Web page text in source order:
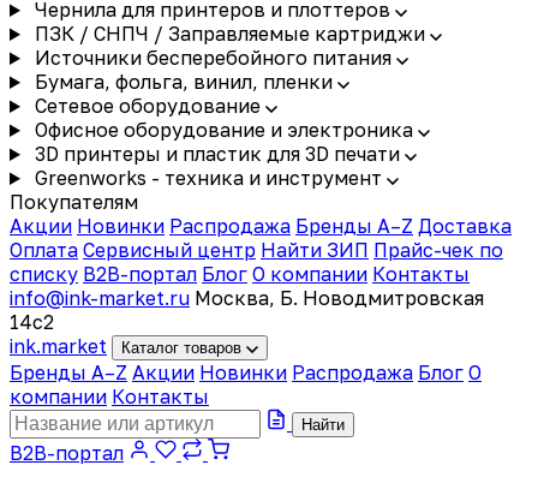
Чернила для принтеров и плоттеров
ПЗК / СНПЧ / Заправляемые картриджи
Источники бесперебойного питания
Бумага, фольга, винил, пленки
Сетевое оборудование
Офисное оборудование и электроника
3D принтеры и пластик для 3D печати
Greenworks - техника и инструмент
Покупателям
Акции Новинки Распродажа Бренды A–Z Доставка
Оплата Сервисный центр Найти ЗИП Прайс-чек по
списку B2B-портал Блог О компании Контакты
info@ink-market.ru Москва, Б. Новодмитровская
14с2
ink.market Каталог товаров
Бренды A–Z Акции Новинки Распродажа Блог О
компании Контакты
Найти
B2B-портал